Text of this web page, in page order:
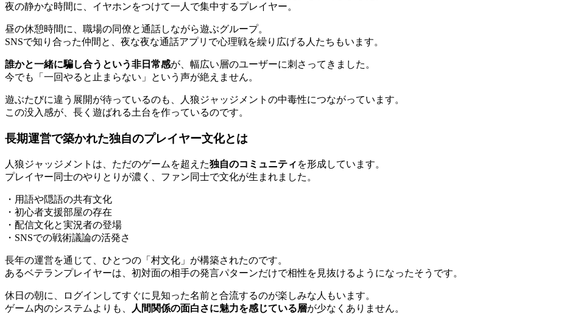
夜の静かな時間に、イヤホンをつけて一人で集中するプレイヤー。
昼の休憩時間に、職場の同僚と通話しながら遊ぶグループ。
SNSで知り合った仲間と、夜な夜な通話アプリで心理戦を繰り広げる人たちもいます。
誰かと一緒に騙し合うという非日常感が、幅広い層のユーザーに刺さってきました。
今でも「一回やると止まらない」という声が絶えません。
遊ぶたびに違う展開が待っているのも、人狼ジャッジメントの中毒性につながっています。
この没入感が、長く遊ばれる土台を作っているのです。
長期運営で築かれた独自のプレイヤー文化とは
人狼ジャッジメントは、ただのゲームを超えた独自のコミュニティ を形成しています。
プレイヤー同士のやりとりが濃く、ファン同士で文化が生まれました。
・用語や隠語の共有文化
・初心者支援部屋の存在
・配信文化と実況者の登場
・SNSでの戦術議論の活発さ
長年の運営を通じて、ひとつの「村文化」が構築されたのです。
あるベテランプレイヤーは、初対面の相手の発言パターンだけで相性を見抜けるようになったそうです。
休日の朝に、ログインしてすぐに見知った名前と合流するのが楽しみな人もいます。
ゲーム内のシステムよりも、
人間関係の面白さに魅力を感じている層が少なくありません。